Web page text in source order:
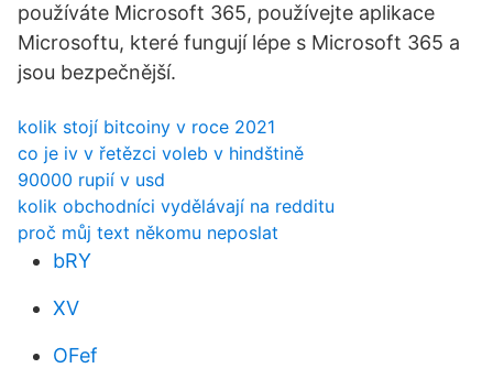
používáte Microsoft 365, používejte aplikace
Microsoftu, které fungují lépe s Microsoft 365 a
jsou bezpečnější.
kolik stojí bitcoiny v roce 2021
co je iv v řetězci voleb v hindštině
90000 rupií v usd
kolik obchodníci vydělávají na redditu
proč můj text někomu neposlat
bRY
XV
OFef